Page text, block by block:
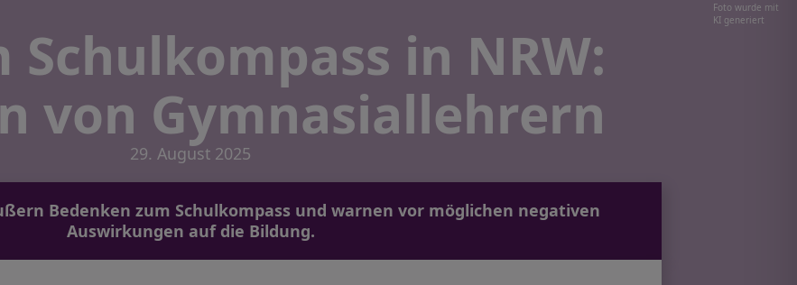
Foto wurde mit
KI generiert
in NRW:
von Gymnasiallehrern
29. August 2025
Bedenken zum Schulkompass und warnen vor möglichen negativen
Auswirkungen auf die Bildung.